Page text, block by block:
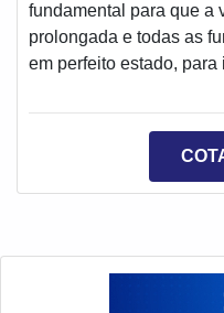
fundamental para que a
prolongada e todas as
em perfeito estado,
contra a abrasão pode
eficientes e duradouros,